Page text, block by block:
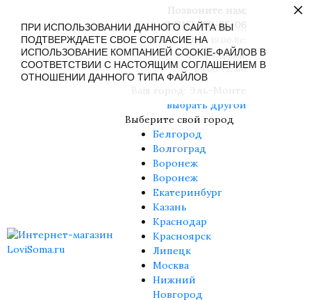
8 (916) 430-85-06
Пн-Сб: 09:00 - 19:00 Вс:
09:00 - 17:00 Праздники:
09:00 - 17:00
выбрать другой
Выберите свой город
Белгород
Волгоград
Воронеж
Воронеж
Екатеринбург
Казань
Краснодар
Красноярск
Липецк
Москва
Нижний
Новгород
ПРИ ИСПОЛЬЗОВАНИИ ДАННОГО САЙТА ВЫ
ПОДТВЕРЖДАЕТЕ СВОЕ СОГЛАСИЕ НА
ИСПОЛЬЗОВАНИЕ КОМПАНИЕЙ COOKIE-ФАЙЛОВ В
СООТВЕТСТВИИ С НАСТОЯЩИМ СОГЛАШЕНИЕМ В
ОТНОШЕНИИ ДАННОГО ТИПА ФАЙЛОВ
×